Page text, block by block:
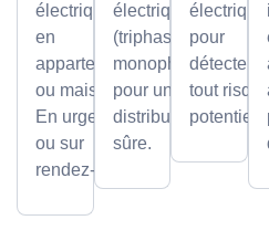
électriques
en
appartement
ou maison.
En urgence
ou sur
rendez-vous
électriques
(triphasé ou
monophasé)
pour une
distribution
sûre.
électrique
pour
détecter
tout
potentiel.